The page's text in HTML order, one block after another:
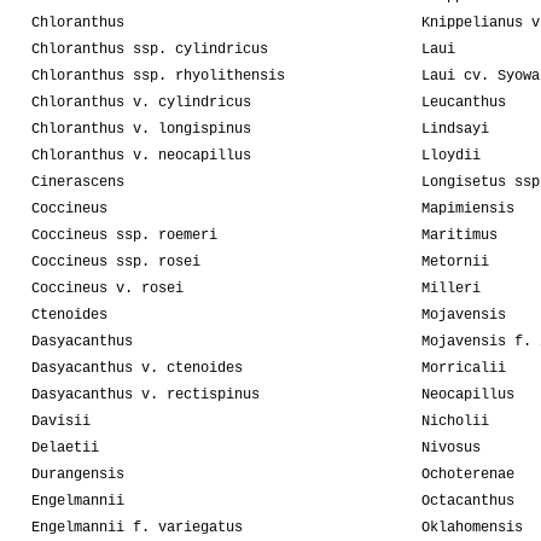
Chloranthus
Chloranthus ssp. cylindricus
Chloranthus ssp. rhyolithensis
Chloranthus v. cylindricus
Chloranthus v. longispinus
Chloranthus v. neocapillus
Cinerascens
Coccineus
Coccineus ssp. roemeri
Coccineus ssp. rosei
Coccineus v. rosei
Ctenoides
Dasyacanthus
Dasyacanthus v. ctenoides
Dasyacanthus v. rectispinus
Davisii
Delaetii
Durangensis
Engelmannii
Engelmannii f. variegatus
Knippelianus
Laui
Laui cv. Syowa
Leucanthus
Lindsayi
Lloydii
Longisetus
Mapimiensis
Maritimus
Metornii
Milleri
Mojavensis
Mojavensis f.
Morricalii
Neocapillus
Nicholii
Nivosus
Ochoterenae
Octacanthus
Oklahomensis